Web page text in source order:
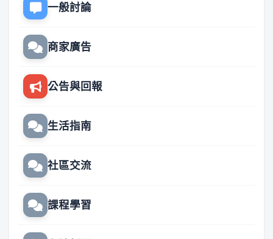
一般討論
商家廣告
公告與回報
生活指南
社區交流
課程學習